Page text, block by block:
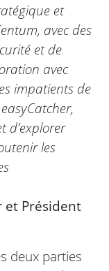
et
avec des
et de
avec
impatients de
easyCatcher,
d’explorer
les
et Président
deux parties